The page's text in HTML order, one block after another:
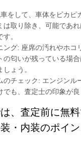
をして、車体をピカピ
は取り除き、可能であ
。
ング: 座席の汚れやホコ
の匂いが残っている場
ょう。
のチェック: エンジンル
でも、査定士の印象が良
、査定前に無
・内装のポイ